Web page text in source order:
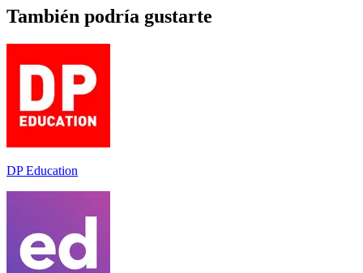
También podría gustarte
DP Education